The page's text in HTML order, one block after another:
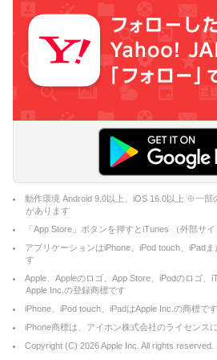
動作環境 Android 9.0以上、iOS 16.0以上 ※一部
があります
「App Store」ボタンを押すとiTunes （外部サ
アプリケーションはiPhone、iPod touch、iPad
す
Apple、Appleのロゴ、App Store、iPodのロゴ、
Apple Inc.の登録商標です
iPhone、iPod touch、iPadはApple Inc.の商標です
iPhone商標は、アイホン株式会社のライセンス
Copyright (C) 2026Apple Inc. All rights reserved.